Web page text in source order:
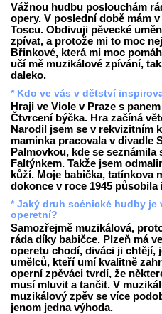
Vážnou hudbu poslouchám
opery. V poslední době mám
Toscu. Obdivuji pěvecké
zpívat, a protože mi to moc
Břinkové, která mi moc
učí mě muzikálové zpívání,
daleko.
* Kdo ve vás v dětství
Hraji ve Viole v Praze s
Čtvrcení býčka. Hra začíná
Narodil jsem se v rekvizitním
maminka pracovala v divadle
Palmovkou, kde se
Faltýnkem. Takže jsem
kůží. Moje babička, tatínkova
dokonce v roce 1945
* Jaký druh scénické hudby je
operetní?
Samozřejmě muzikálová,
ráda díky babičce. Plzeň má
operetu chodí, diváci ji chtějí,
umělců, kteří umí kvalitně
operní zpěváci tvrdí, že
musí mluvit a tančit. V
muzikálový zpěv se více
jenom jedna výhoda.